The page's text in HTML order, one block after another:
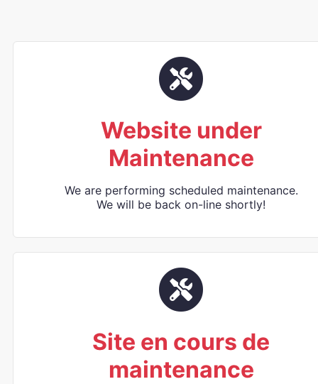
Website under
Maintenance
We are performing scheduled maintenance.
We will be back on-line shortly!
Site en cours de
maintenance